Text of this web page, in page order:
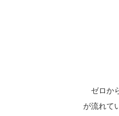
ゼロか
が流れて